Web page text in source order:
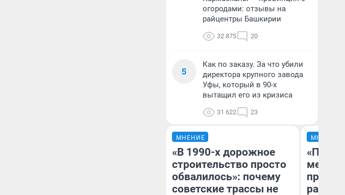
огородами: отзывы на
райцентры Башкирии
32 875 20
5
Как по заказу. За что убили
директора крупного завода
Уфы, который в 90-х
вытащил его из кризиса
31 622 23
МНЕНИЕ
«В 1990-х дорожное
строительство просто
обвалилось»: почему
советские трассы не
МНЕНИЕ